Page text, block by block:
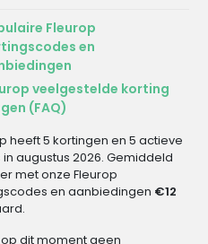
Fleurop
en
veelgestelde korting
(FAQ)
heeft 5 kortingen en 5 actieve
augustus 2026. Gemiddeld
met onze Fleurop
en aanbiedingen €12
op dit moment geen